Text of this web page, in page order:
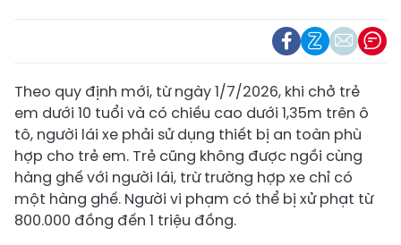
Theo quy định mới, từ ngày 1/7/2026, khi chở trẻ
em dưới 10 tuổi và có chiều cao dưới 1,35m trên ô
tô, người lái xe phải sử dụng thiết bị an toàn phù
hợp cho trẻ em. Trẻ cũng không được ngồi cùng
hàng ghế với người lái, trừ trường hợp xe chỉ có
một hàng ghế. Người vi phạm có thể bị xử phạt từ
800.000 đồng đến 1 triệu đồng.